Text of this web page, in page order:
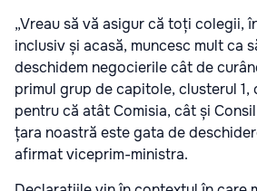
„Vreau să vă asigur că toți colegii,
inclusiv și acasă, muncesc mult ca
deschidem negocierile cât de
primul grup de capitole, clusterul 1,
pentru că atât Comisia, cât și
țara noastră este gata de
afirmat viceprim-ministra.